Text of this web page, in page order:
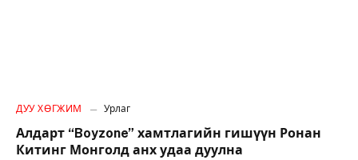
ДУУ ХӨГЖИМ Урлаг
Алдарт “Boyzone” хамтлагийн гишүүн Ронан
Китинг Монголд анх удаа дуулна